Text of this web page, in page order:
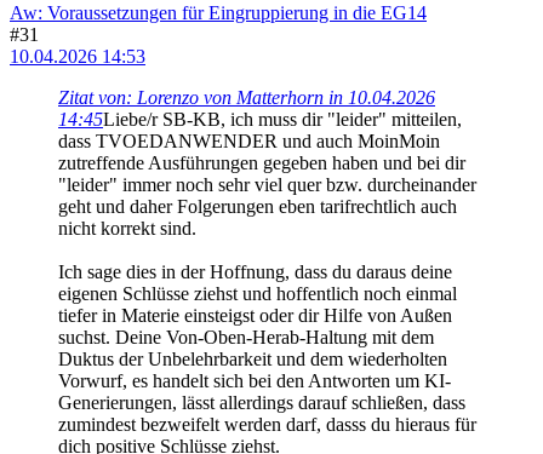
Aw: Voraussetzungen für Eingruppierung in die EG14
#31
10.04.2026 14:53
Zitat von: Lorenzo von Matterhorn in 10.04.2026
14:45Liebe/r SB-KB, ich muss dir "leider" mitteilen,
dass TVOEDANWENDER und auch MoinMoin
zutreffende Ausführungen gegeben haben und bei dir
"leider" immer noch sehr viel quer bzw. durcheinander
geht und daher Folgerungen eben tarifrechtlich auch
nicht korrekt sind.
Ich sage dies in der Hoffnung, dass du daraus deine
eigenen Schlüsse ziehst und hoffentlich noch einmal
tiefer in Materie einsteigst oder dir Hilfe von Außen
suchst. Deine Von-Oben-Herab-Haltung mit dem
Duktus der Unbelehrbarkeit und dem wiederholten
Vorwurf, es handelt sich bei den Antworten um KI-
Generierungen, lässt allerdings darauf schließen, dass
zumindest bezweifelt werden darf, dasss du hieraus für
dich positive Schlüsse ziehst.